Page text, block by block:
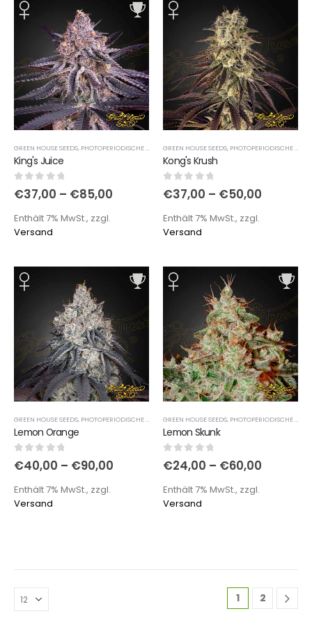
GREEN HOUSE SEEDS, PHOTOPERIODISCHE SORTEN
King's Juice
0out of 5
€37,00 – €85,00
Enthält 7% MwSt., zzgl.
Versand
GREEN HOUSE SEEDS, PHOTOPERIODISCHE SORTEN
Kong's Krush
0out of 5
€37,00 – €50,00
Enthält 7% MwSt., zzgl.
Versand
GREEN HOUSE SEEDS, PHOTOPERIODISCHE SORTEN
Lemon Orange
0out of 5
€40,00 – €90,00
Enthält 7% MwSt., zzgl.
Versand
GREEN HOUSE SEEDS, PHOTOPERIODISCHE SORTEN
Lemon Skunk
0out of 5
€24,00 – €60,00
Enthält 7% MwSt., zzgl.
Versand
1 2